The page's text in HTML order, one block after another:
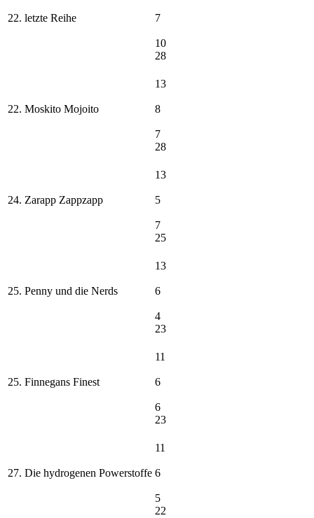
22. letzte Reihe 7
10
28
22. Moskito Mojoito
13
8
7
28
24. Zarapp Zappzapp
13
5
7
25
25. Penny und die Nerds
13
6
4
23
25. Finnegans Finest
11
6
6
23
27. Die hydrogenen Powerstoffe
11
6
5
22